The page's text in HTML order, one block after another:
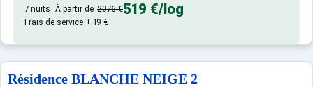
7 nuits À partir de 2076 €519 €/log
Frais de service + 19 €
Résidence BLANCHE NEIGE 2